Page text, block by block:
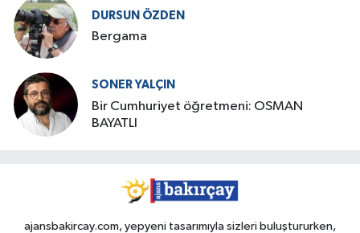
DURSUN ÖZDEN
Bergama
SONER YALÇIN
Bir Cumhuriyet öğretmeni: OSMAN
BAYATLI
ajansbakircay.com, yepyeni tasarımıyla sizleri buluştururken,